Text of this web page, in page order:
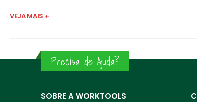
VEJA MAIS +
Precisa de Ajuda?
SOBRE A WORKTOOLS